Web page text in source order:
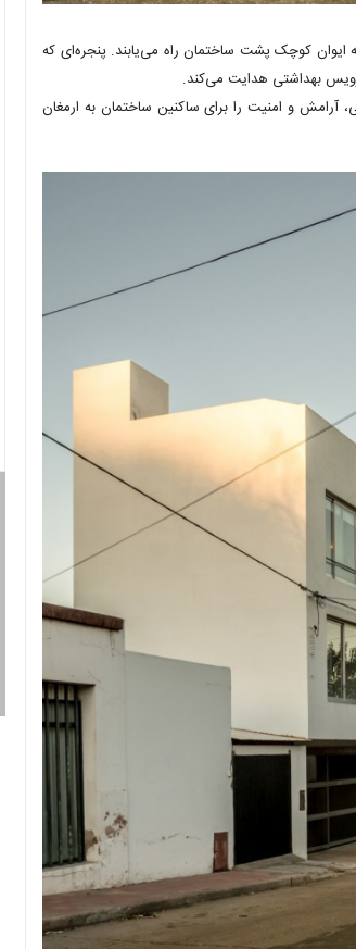
کوچک پشت ساختمان راه می‌یابند. پنجره‌ای که
بهداشتی هدایت می‌کند.
و امنیت را برای ساکنین ساختمان به ارمغان